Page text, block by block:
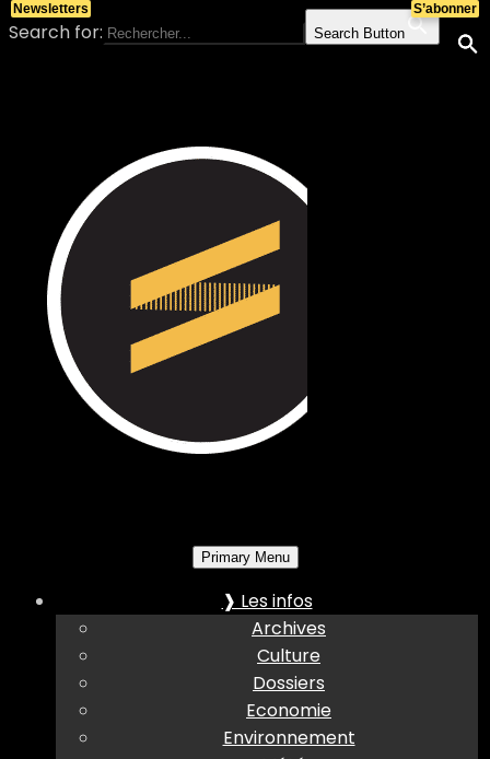
Search for: Search Button
Primary Menu
❱ Les infos
Archives
Culture
Dossiers
Economie
Environnement
S’abonner
Newsletters